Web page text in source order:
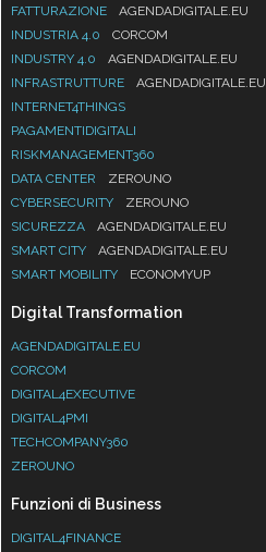
FATTURAZIONE
AGENDADIGITALE.EU
INDUSTRIA 4.0
CORCOM
INDUSTRY 4.0
AGENDADIGITALE.EU
INFRASTRUTTURE
AGENDADIGITALE.EU
INTERNET4THINGS
PAGAMENTIDIGITALI
RISKMANAGEMENT360
DATA CENTER
ZEROUNO
CYBERSECURITY
ZEROUNO
SICUREZZA
AGENDADIGITALE.EU
SMART CITY
AGENDADIGITALE.EU
SMART MOBILITY
ECONOMYUP
Digital Transformation
AGENDADIGITALE.EU
CORCOM
DIGITAL4EXECUTIVE
DIGITAL4PMI
TECHCOMPANY360
ZEROUNO
Funzioni di Business
DIGITAL4FINANCE